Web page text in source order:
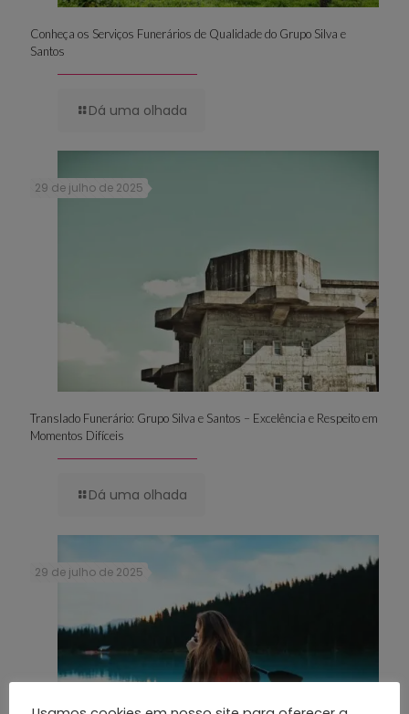
Conheça os Serviços Funerários de Qualidade do Grupo Silva e
Santos
Dá uma olhada
29 de julho de 2025
Translado Funerário: Grupo Silva e Santos – Excelência e Respeito em
Momentos Difíceis
Dá uma olhada
29 de julho de 2025